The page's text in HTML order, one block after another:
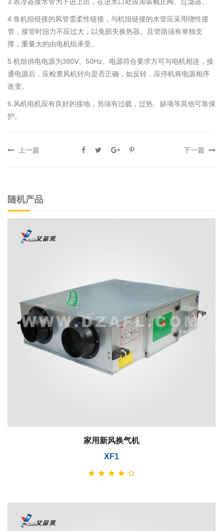
4.鱼机组链接的风管需柔性链接，与机组链接的水管应采用绕性接
管，接管时扭力不应过大，以免损失换热器。且管路须有单独支
撑，重量大的由电机组承受。
5.机组供电电源为380V、50Hz。电源符合要求方可与电机相连，接
通电源后，应检查风机转向是否正确，如反转，应停机将电源相序
改变。
6.风机电机应有良好的接地，另须有过载，过热、缺项等其他可靠保
护。
上一篇 下一篇
随机产品
家用新风换气机
XF1